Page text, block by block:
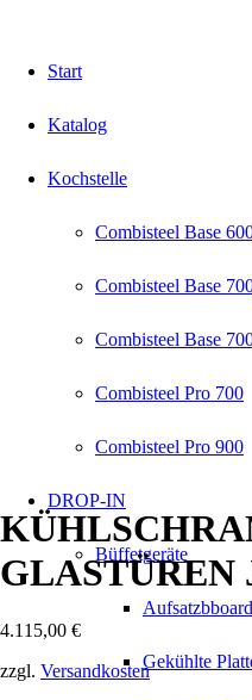
Start
Katalog
Kochstelle
Combisteel Base
Combisteel Base
Combisteel Base
Combisteel Pro 700
Combisteel Pro 900
DROP-IN
Büffetgeräte
Aufsatzbboard
Gekühlte
GLASTÜREN
4.115,00 €
zzgl. Versandkosten